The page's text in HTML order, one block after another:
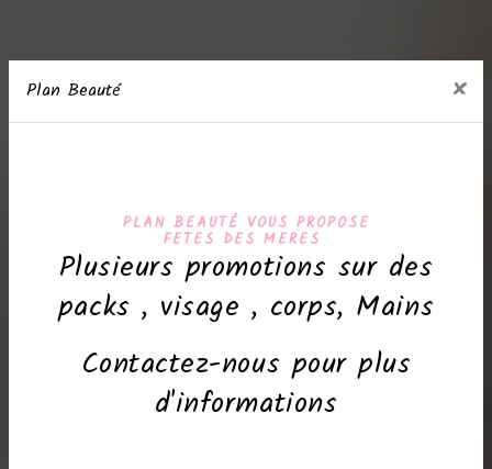
Plan Beauté ×
PLAN BEAUTÉ VOUS PROPOSE
FETES DES MERES
Plusieurs promotions sur des
packs , visage , corps, Mains
Contactez-nous pour plus
d'informations